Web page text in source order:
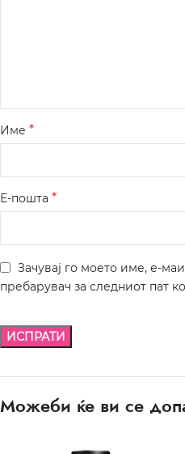
Име *
Е-пошта *
Зачувај го моето име, е-
пребарувач за следниот пат
Можеби ќе ви се